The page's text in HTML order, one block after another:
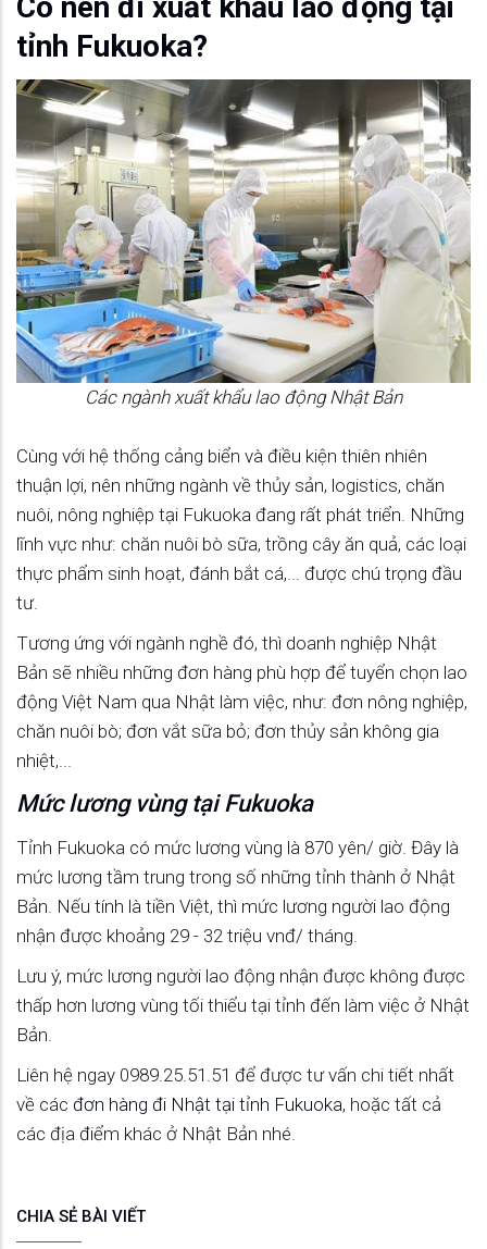
tỉnh Fukuoka?
Các ngành xuất khẩu lao động Nhật Bản
Cùng với hệ thống cảng biển và điều kiện thiên nhiên
thuận lợi, nên những ngành về thủy sản, logistics, chăn
nuôi, nông nghiệp tại Fukuoka đang rất phát triển. Những
lĩnh vực như: chăn nuôi bò sữa, trồng cây ăn quả, các loại
thực phẩm sinh hoạt, đánh bắt cá,... được chú trọng đầu
tư.
Tương ứng với ngành nghề đó, thì doanh nghiệp Nhật
Bản sẽ nhiều những đơn hàng phù hợp để tuyển chọn lao
động Việt Nam qua Nhật làm việc, như: đơn nông nghiệp,
chăn nuôi bò; đơn vắt sữa bỏ; đơn thủy sản không gia
nhiệt,...
Mức lương vùng tại Fukuoka
Tỉnh Fukuoka có mức lương vùng là 870 yên/ giờ. Đây là
mức lương tầm trung trong số những tỉnh thành ở Nhật
Bản. Nếu tính là tiền Việt, thì mức lương người lao động
nhận được khoảng 29 - 32 triệu vnđ/ tháng.
Lưu ý, mức lương người lao động nhận được không được
thấp hơn lương vùng tối thiểu tại tỉnh đến làm việc ở Nhật
Bản.
Liên hệ ngay 0989.25.51.51 để được tư vấn chi tiết nhất
về các đơn hàng đi Nhật tại tỉnh Fukuoka, hoặc tất cả
các địa điểm khác ở Nhật Bản nhé.
CHIA SẺ BÀI VIẾT